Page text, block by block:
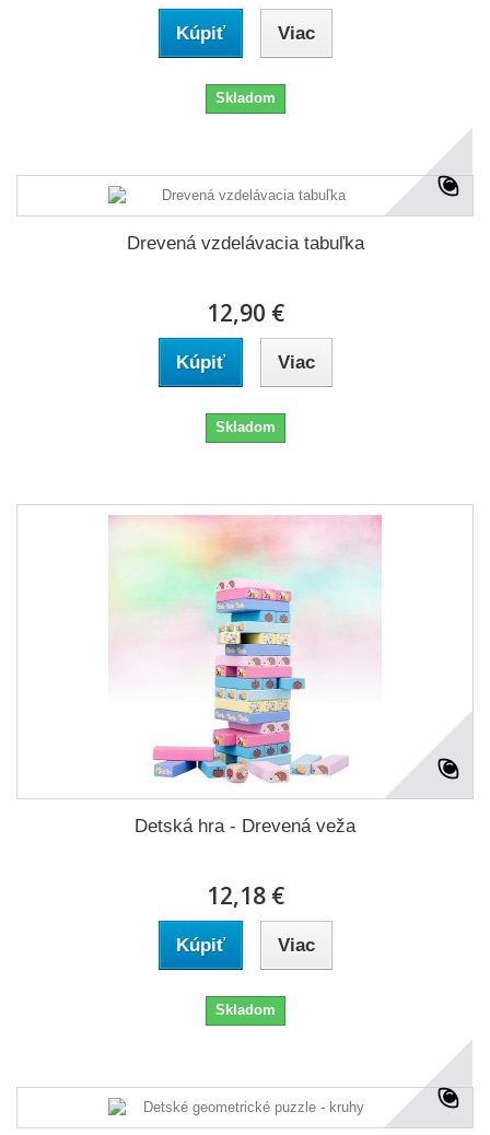
Kúpiť Viac
Skladom
Drevená vzdelávacia tabuľka
12,90 €
Kúpiť Viac
Skladom
Detská hra - Drevená veža
12,18 €
Kúpiť Viac
Skladom